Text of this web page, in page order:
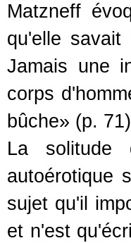
Matzneff
qu'elle
Jamais une
corps
bûche» (p.
La solitude
autoérotique
sujet qu'il
et n'est